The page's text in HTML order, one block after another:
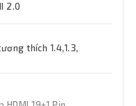
2.0
thích 1.4,1.3,